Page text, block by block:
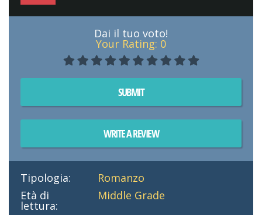
Dai il tuo voto!
Your Rating: 0
SUBMIT
WRITE A REVIEW
Tipologia:
Romanzo
Età di
lettura:
Middle Grade